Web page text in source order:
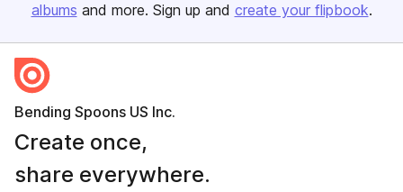
albums and more. Sign up and create your flipbook.
Bending Spoons US Inc.
Create once,
share everywhere.